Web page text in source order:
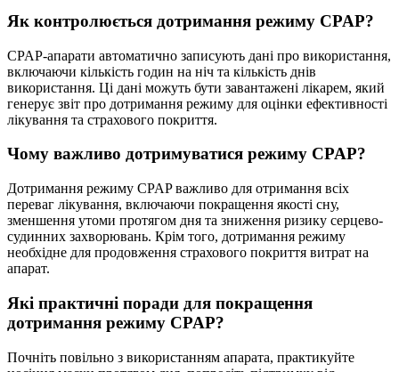
Як контролюється дотримання режиму CPAP?
CPAP-апарати автоматично записують дані про використання,
включаючи кількість годин на ніч та кількість днів
використання. Ці дані можуть бути завантажені лікарем, який
генерує звіт про дотримання режиму для оцінки ефективності
лікування та страхового покриття.
Чому важливо дотримуватися режиму CPAP?
Дотримання режиму CPAP важливо для отримання всіх
переваг лікування, включаючи покращення якості сну,
зменшення утоми протягом дня та зниження ризику серцево-
судинних захворювань. Крім того, дотримання режиму
необхідне для продовження страхового покриття витрат на
апарат.
Які практичні поради для покращення
дотримання режиму CPAP?
Почніть повільно з використанням апарата, практикуйте